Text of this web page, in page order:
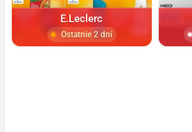
E.Leclerc
Ostatnie 2 dni